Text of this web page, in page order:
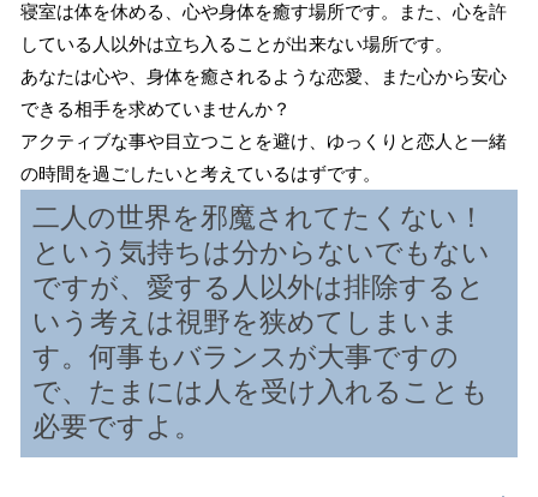
寝室は体を休める、心や身体を癒す場所です。また、心を許
している人以外は立ち入ることが出来ない場所です。
あなたは心や、身体を癒されるような恋愛、また心から安心
できる相手を求めていませんか？
アクティブな事や目立つことを避け、ゆっくりと恋人と一緒
の時間を過ごしたいと考えているはずです。
二人の世界を邪魔されてたくない！
という気持ちは分からないでもない
ですが、愛する人以外は排除すると
いう考えは視野を狭めてしまいま
す。何事もバランスが大事ですの
で、たまには人を受け入れることも
必要ですよ。